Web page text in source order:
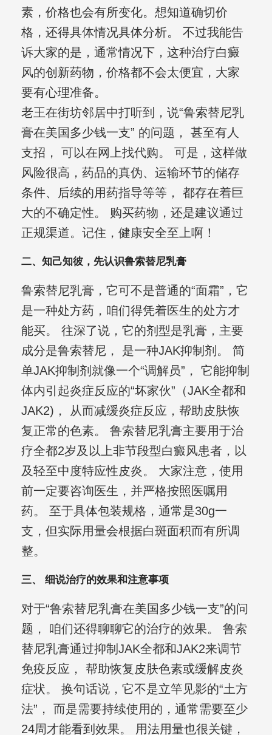
素，价格也会有所变化。想知道确切价
格，还得具体情况具体分析。 不过我能告
诉大家的是，通常情况下，这种治疗白癜
风的创新药物，价格都不会太便宜，大家
要有心理准备。
老王在街坊邻居中打听到，说“鲁索替尼乳
膏在美国多少钱一支” 的问题， 甚至有人
支招， 可以在网上找代购。 可是，这样做
风险很高，药品的真伪、运输环节的储存
条件、后续的用药指导等等， 都存在着巨
大的不确定性。 购买药物，还是建议通过
正规渠道。记住，健康安全至上啊！
二、知己知彼，先认识鲁索替尼乳膏
鲁索替尼乳膏，它可不是普通的“面霜”，它
是一种处方药，咱们得凭着医生的处方才
能买。 往深了说，它的剂型是乳膏，主要
成分是鲁索替尼， 是一种JAK抑制剂。 简
单JAK抑制剂就像一个“调解员”， 它能抑制
体内引起炎症反应的“坏家伙”（JAK全都和
JAK2)， 从而减缓炎症反应，帮助皮肤恢
复正常的色素。 鲁索替尼乳膏主要用于治
疗全都2岁及以上非节段型白癜风患者，以
及轻至中度特应性皮炎。 大家注意，使用
前一定要咨询医生，并严格按照医嘱用
药。 至于具体包装规格，通常是30g一
支，但实际用量会根据白斑面积而有所调
整。
三、 细说治疗的效果和注意事项
对于“鲁索替尼乳膏在美国多少钱一支”的问
题， 咱们还得聊聊它的治疗的效果。 鲁索
替尼乳膏通过抑制JAK全都和JAK2来调节
免疫反应， 帮助恢复皮肤色素或缓解皮炎
症状。 换句话说，它不是立竿见影的“土方
法”， 而是需要持续使用的，通常需要至少
24周才能看到效果。 用法用量也很关键，